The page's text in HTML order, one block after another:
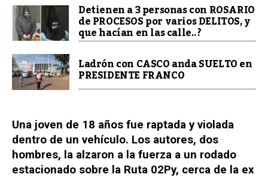
Detienen a 3 personas con ROSARIO
de PROCESOS por varios DELITOS, y
que hacían en las calle..?
Ladrón con CASCO anda SUELTO en
PRESIDENTE FRANCO
Una joven de 18 años fue raptada y violada
dentro de un vehículo. Los autores, dos
hombres, la alzaron a la fuerza a un rodado
estacionado sobre la Ruta 02Py, cerca de la ex